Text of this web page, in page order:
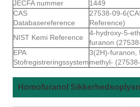
JECFA nummer
1449
CAS
Databasereference
27538-09-
Reference)
NIST Kemi Reference
4-hydroxy-5-
furanon
EPA
Stofregistreringssystem
3(2H)-furanon,
methyl-
Homofuranol